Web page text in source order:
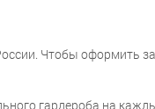
Чтобы оформить
гардероба на